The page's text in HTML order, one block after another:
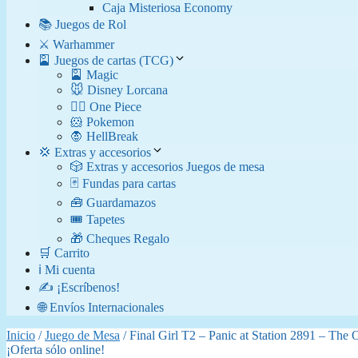
Caja Misteriosa Economy
📚 Juegos de Rol
⚔️ Warhammer
🎴 Juegos de cartas (TCG)
🎴 Magic
🐭 Disney Lorcana
🏴‍☠️ One Piece
🐹 Pokemon
🧛​ HellBreak
💢 Extras y accesorios
🎲 Extras y accesorios Juegos de mesa
🃏 Fundas para cartas
🧰 Guardamazos
🎟️ Tapetes
🎁 Cheques Regalo
🛒 Carrito
ℹ️ Mi cuenta
✍️ ¡Escríbenos!
🌐 Envíos Internacionales
Inicio /Juego de Mesa / Final Girl T2 – Panic at Station 2891 – The
¡Oferta sólo online!